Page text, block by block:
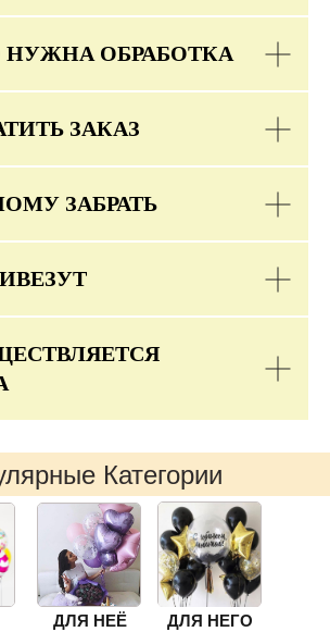
НУЖНА ОБРАБОТКА
ЗАКАЗ
ЗАБРАТЬ
Категории
ДЛЯ НЕЁ ДЛЯ НЕГО